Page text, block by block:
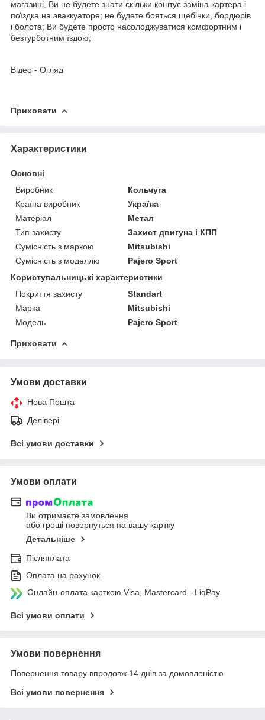
магазині, Ви не будете знати скільки коштує заміна картера і
поїздка на эваккуаторе; не будете бояться щебінки, бордюрів
і болота; Ви будете просто насолоджуватися комфортним і
безтурботним їздою;
Відео - Огляд
Приховати
Характеристики
Основні
Виробник
Кольчуга
Країна виробник
Україна
Матеріал
Метал
Тип захисту
Захист двигуна і КПП
Сумісність з маркою
Mitsubishi
Сумісність з моделлю
Pajero Sport
Користувальницькі характеристики
Покриття захисту
Standart
Марка
Mitsubishi
Модель
Pajero Sport
Приховати
Умови доставки
Нова Пошта
Делівері
Всі умови доставки
Умови оплати
Ви отримаєте замовлення
або гроші повернуться на вашу картку
Детальніше
Післяплата
Оплата на рахунок
Онлайн-оплата карткою Visa, Mastercard - LiqPay
Всі умови оплати
Умови повернення
Повернення товару впродовж 14 днів за домовленістю
Всі умови повернення